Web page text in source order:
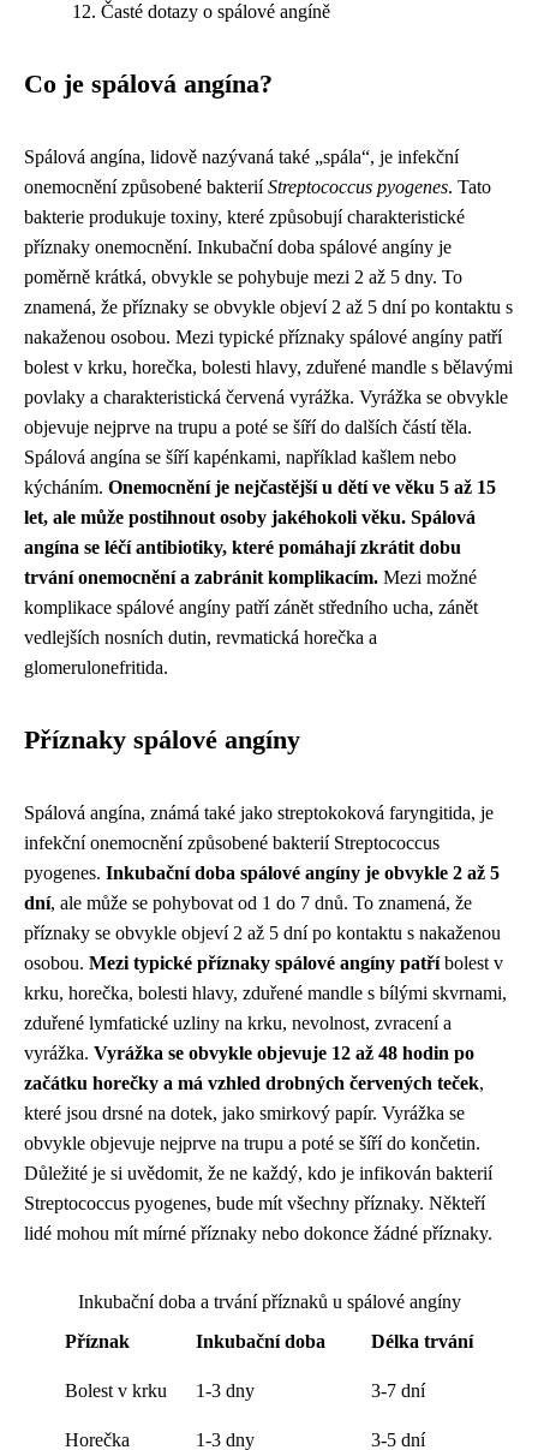
Časté dotazy o spálové angíně
Co je spálová angína?
Spálová angína, lidově nazývaná také „spála“, je infekční
onemocnění způsobené bakteriíStreptococcus pyogenes. Tato
bakterie produkuje toxiny, které způsobují charakteristické
příznaky onemocnění. Inkubační doba spálové angíny je
poměrně krátká, obvykle se pohybuje mezi 2 až 5 dny. To
znamená, že příznaky se obvykle objeví 2 až 5 dní po kontaktu s
nakaženou osobou. Mezi typické příznaky spálové angíny patří
bolest v krku, horečka, bolesti hlavy, zduřené mandle s bělavými
povlaky a charakteristická červená vyrážka. Vyrážka se obvykle
objevuje nejprve na trupu a poté se šíří do dalších částí těla.
Spálová angína se šíří kapénkami, například kašlem nebo
kýcháním. Onemocnění je nejčastější u dětí ve věku 5 až 15
let, ale může postihnout osoby jakéhokoli věku. Spálová
angína se léčí antibiotiky, které pomáhají zkrátit dobu
trvání onemocnění a zabránit komplikacím. Mezi možné
komplikace spálové angíny patří zánět středního ucha, zánět
vedlejších nosních dutin, revmatická horečka a
glomerulonefritida.
Příznaky spálové angíny
Spálová angína, známá také jako streptokoková faryngitida, je
infekční onemocnění způsobené bakterií Streptococcus
pyogenes. Inkubační doba spálové angíny je obvykle 2 až 5
dní, ale může se pohybovat od 1 do 7 dnů. To znamená, že
příznaky se obvykle objeví 2 až 5 dní po kontaktu s nakaženou
osobou. Mezi typické příznaky spálové angíny patříbolest v
krku, horečka, bolesti hlavy, zduřené mandle s bílými skvrnami,
zduřené lymfatické uzliny na krku, nevolnost, zvracení a
vyrážka. Vyrážka se obvykle objevuje 12 až 48 hodin po
začátku horečky a má vzhled drobných červených teček,
které jsou drsné na dotek, jako smirkový papír. Vyrážka se
obvykle objevuje nejprve na trupu a poté se šíří do končetin.
Důležité je si uvědomit, že ne každý, kdo je infikován bakterií
Streptococcus pyogenes, bude mít všechny příznaky. Někteří
lidé mohou mít mírné příznaky nebo dokonce žádné příznaky.
Inkubační doba a trvání příznaků u spálové angíny
Příznak
Inkubační doba Délka trvání
Bolest v krku 1-3 dny 3-7 dní
Horečka 1-3 dny 3-5 dní